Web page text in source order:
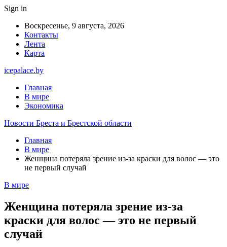
Sign in
Воскресенье, 9 августа, 2026
Контакты
Лента
Карта
icepalace.by
Главная
В мире
Экономика
Новости Бреста и Брестской области
Главная
В мире
Женщина потеряла зрение из-за краски для волос — это
не первый случай
В мире
Женщина потеряла зрение из-за
краски для волос — это не первый
случай